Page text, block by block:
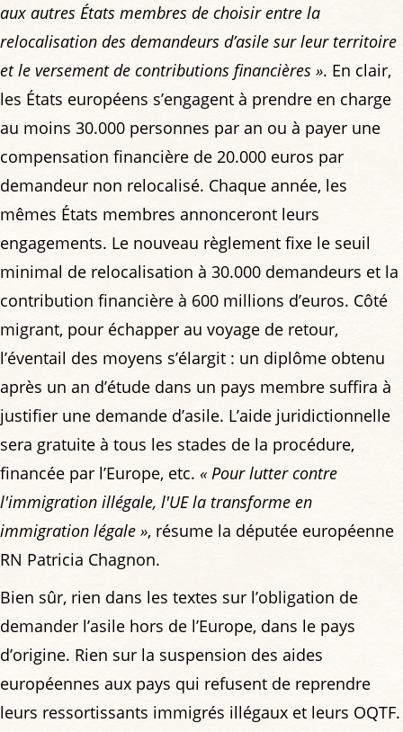
aux autres États membres de choisir entre la
relocalisation des demandeurs d’asile sur leur territoire
et le versement de contributions financières ». En clair,
les États européens s’engagent à prendre en charge
au moins 30.000 personnes par an ou à payer une
compensation financière de 20.000 euros par
demandeur non relocalisé. Chaque année, les
mêmes États membres annonceront leurs
engagements. Le nouveau règlement fixe le seuil
minimal de relocalisation à 30.000 demandeurs et la
contribution financière à 600 millions d’euros. Côté
migrant, pour échapper au voyage de retour,
l’éventail des moyens s’élargit : un diplôme obtenu
après un an d’étude dans un pays membre suffira à
justifier une demande d’asile. L’aide juridictionnelle
sera gratuite à tous les stades de la procédure,
financée par l’Europe, etc. « Pour lutter contre
l'immigration illégale, l'UE la transforme en
immigration légale », résume la députée européenne
RN Patricia Chagnon.
Bien sûr, rien dans les textes sur l’obligation de
demander l’asile hors de l’Europe, dans le pays
d’origine. Rien sur la suspension des aides
européennes aux pays qui refusent de reprendre
leurs ressortissants immigrés illégaux et leurs OQTF.